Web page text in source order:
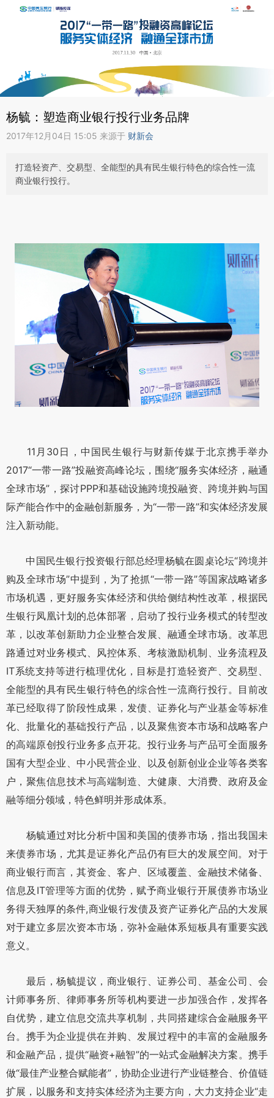
杨毓：塑造商业银行投行业务品牌
2017年12月04日 15:05 来源于 财新会
打造轻资产、交易型、全能型的具有民生银行特色的综合性一流
商业银行投行。
11月30日，中国民生银行与财新传媒于北京携手举办
2017“一带一路”投融资高峰论坛，围绕“服务实体经济，融通
全球市场”，探讨PPP和基础设施跨境投融资、跨境并购与国
际产能合作中的金融创新服务，为“一带一路”和实体经济发展
注入新动能。
中国民生银行投资银行部总经理杨毓在圆桌论坛“跨境并
购及全球市场”中提到，为了抢抓“一带一路”等国家战略诸多
市场机遇，更好服务实体经济和供给侧结构性改革，根据民
生银行凤凰计划的总体部署，启动了投行业务模式的转型改
革，以改革创新助力企业整合发展、融通全球市场。改革思
路通过对业务模式、风控体系、考核激励机制、业务流程及
IT系统支持等进行梳理优化，目标是打造轻资产、交易型、
全能型的具有民生银行特色的综合性一流商行投行。目前改
革已经取得了阶段性成果，发债、证券化与产业基金等标准
化、批量化的基础投行产品，以及聚焦资本市场和战略客户
的高端原创投行业务多点开花。投行业务与产品可全面服务
国有大型企业、中小民营企业、以及创新创业企业等各类客
户，聚焦信息技术与高端制造、大健康、大消费、政府及金
融等细分领域，特色鲜明并形成体系。
杨毓通过对比分析中国和美国的债券市场，指出我国未
来债券市场，尤其是证券化产品仍有巨大的发展空间。对于
商业银行而言，其资金、客户、区域覆盖、金融技术储备、
信息及IT管理等方面的优势，赋予商业银行开展债券市场业
务得天独厚的条件,商业银行发债及资产证券化产品的大发展
对于建立多层次资本市场，弥补金融体系短板具有重要实践
意义。
最后，杨毓提议，商业银行、证券公司、基金公司、会
计师事务所、律师事务所等机构要进一步加强合作，发挥各
自优势，建立信息交流共享机制，共同搭建综合金融服务平
台。携手为企业提供在并购、发展过程中的丰富的金融服务
和金融产品，提供“融资+融智”的一站式金融解决方案。携手
做“最佳产业整合赋能者”，协助企业进行产业链整合、价值链
扩展，以服务和支持实体经济为主要方向，大力支持企业“走